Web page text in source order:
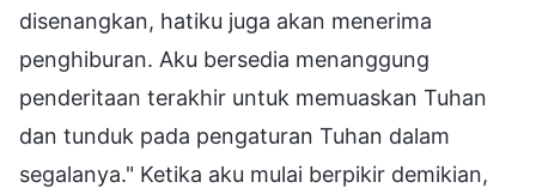
disenangkan, hatiku juga akan menerima
penghiburan. Aku bersedia menanggung
penderitaan terakhir untuk memuaskan Tuhan
dan tunduk pada pengaturan Tuhan dalam
segalanya." Ketika aku mulai berpikir demikian,